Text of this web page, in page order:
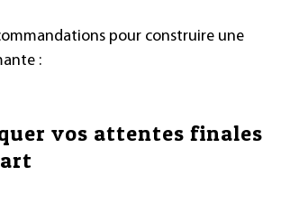
pour construire une
:
vos attentes finales